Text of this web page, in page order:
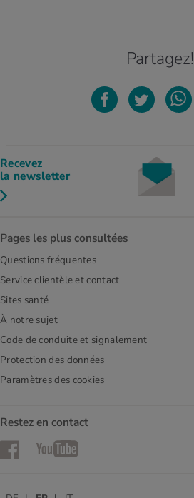
Partagez!
Recevez
la newsletter
Pages les plus consultées
Questions fréquentes
Service clientèle et contact
Sites santé
À notre sujet
Code de conduite et signalement
Protection des données
Paramètres des cookies
Restez en contact
FacebookYouTube